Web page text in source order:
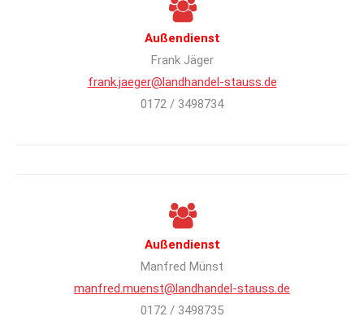
Außendienst
Frank Jäger
frank.jaeger@landhandel-stauss.de
0172 / 3498734
Außendienst
Manfred Münst
manfred.muenst@landhandel-stauss.de
0172 / 3498735